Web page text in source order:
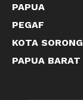
PAPUA
PEGAF
KOTA SORONG
PAPUA BARAT